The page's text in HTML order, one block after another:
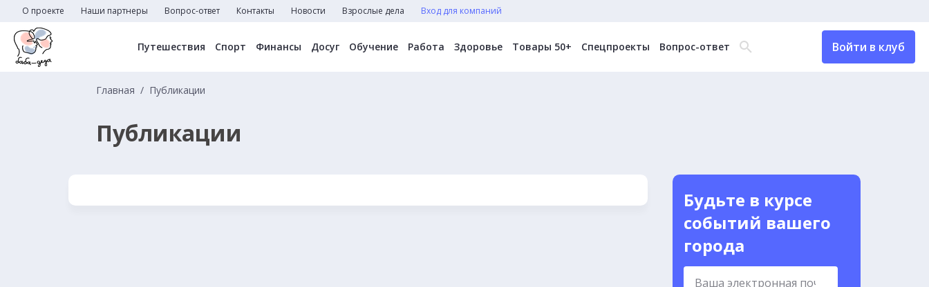
О проекте Наши партнеры Вопрос-ответ Контакты Новости Взрослые дела Вход для компаний
Путешествия Спорт Финансы Досуг Обучение Работа Здоровье Товары 50+ Спецпроекты Вопрос-ответ Войти в клуб
Главная Публикации
Публикации
Будьте в курсе
событий вашего
города